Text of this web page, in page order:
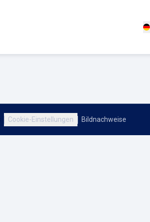
Cookie-Einstellungen Bildnachweise